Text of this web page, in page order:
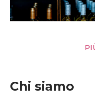
Chi siamo